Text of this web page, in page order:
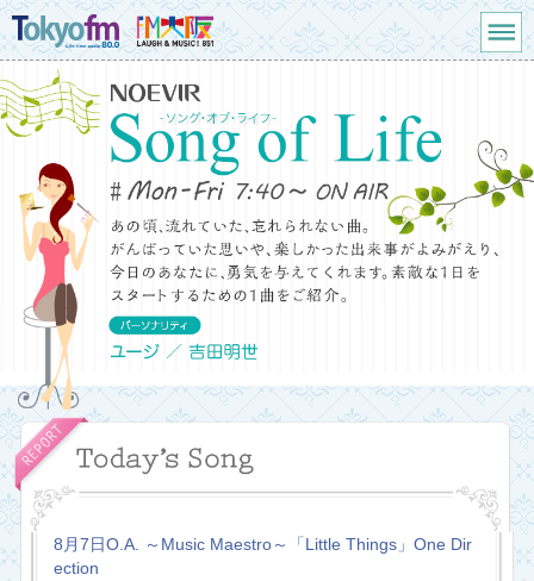
8月7日O.A. ～Music Maestro～「Little Things」One Dir
ection